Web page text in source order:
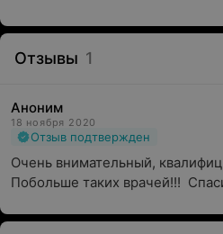
Отзывы 1
Аноним
18 ноября 2020
Отзыв подтвержден
Очень внимательный,
Побольше таких врачей!!!